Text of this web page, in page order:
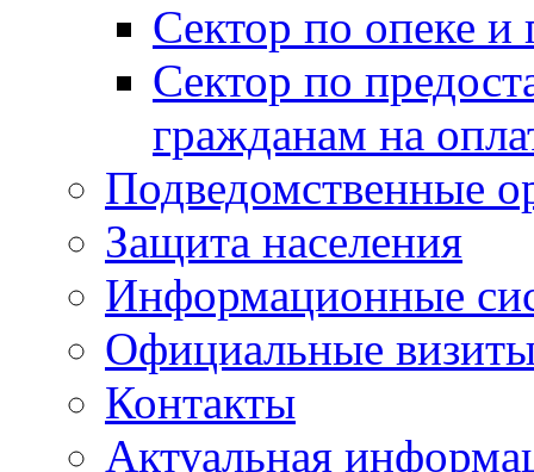
Сектор по опеке и
Сектор по
гражданам на
Подведомственные
Защита населения
Информационные
Официальные
Контакты
Актуальная